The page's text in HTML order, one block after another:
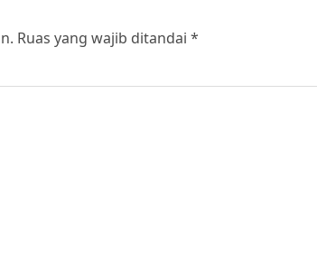
Ruas yang wajib ditandai *